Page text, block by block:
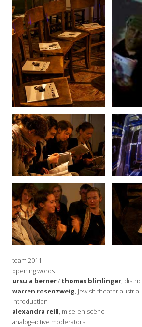
team 2011
opening words
ursula berner/ thomas blimlinger,
warren rosenzweig, jewish theater austria
introduction
alexandra reill, mise-en-scène
analog-active moderators